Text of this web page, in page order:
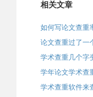
相关文章
如何写论文查重
论文查重过了一
学术查重几个字
学年论文学术查
学术查重软件来